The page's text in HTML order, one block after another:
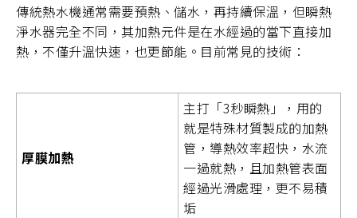
傳統熱水機通常需要預熱、儲水，再持續保溫，但瞬熱
淨水器完全不同，其加熱元件是在水經過的當下直接加
熱，不僅升溫快速，也更節能。目前常見的技術：
厚膜加熱
主打「3秒瞬熱」，用的
就是特殊材質製成的加熱
管，導熱效率超快，水流
一過就熱，且加熱管表面
經過光滑處理，更不易積
垢